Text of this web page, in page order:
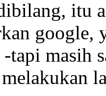
itu
google,
tapi masih